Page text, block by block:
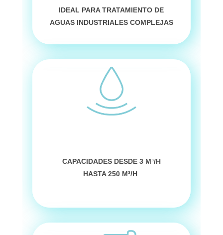
IDEAL PARA TRATAMIENTO DE
AGUAS INDUSTRIALES COMPLEJAS
CAPACIDADES DESDE 3 M³/H
HASTA 250 M³/H